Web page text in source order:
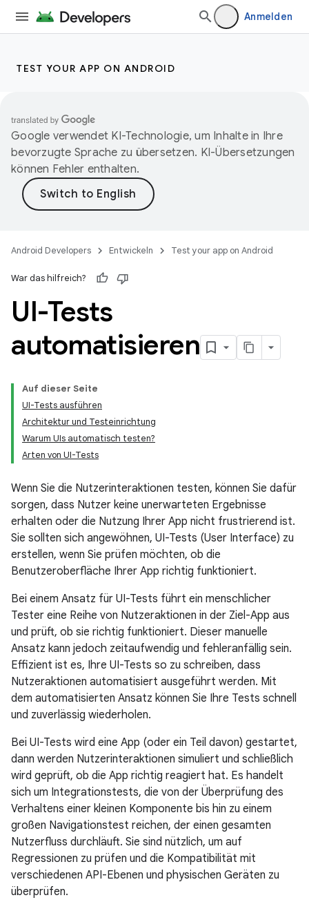
Anmelden
TEST YOUR APP ON ANDROID
Google verwendet KI-Technologie, um Inhalte in Ihre
bevorzugte Sprache zu übersetzen. KI-Übersetzungen
können Fehler enthalten.
Android Developers Entwickeln Test your app on Android
War das hilfreich?
UI-Tests
automatisieren
Auf dieser Seite
UI-Tests ausführen
Architektur und Testeinrichtung
Warum UIs automatisch testen?
Arten von UI-Tests
Wenn Sie die Nutzerinteraktionen testen, können Sie dafür
sorgen, dass Nutzer keine unerwarteten Ergebnisse
erhalten oder die Nutzung Ihrer App nicht frustrierend ist.
Sie sollten sich angewöhnen, UI-Tests (User Interface) zu
erstellen, wenn Sie prüfen möchten, ob die
Benutzeroberfläche Ihrer App richtig funktioniert.
Bei einem Ansatz für UI-Tests führt ein menschlicher
Tester eine Reihe von Nutzeraktionen in der Ziel-App aus
und prüft, ob sie richtig funktioniert. Dieser manuelle
Ansatz kann jedoch zeitaufwendig und fehleranfällig sein.
Effizient ist es, Ihre UI-Tests so zu schreiben, dass
Nutzeraktionen automatisiert ausgeführt werden. Mit
dem automatisierten Ansatz können Sie Ihre Tests schnell
und zuverlässig wiederholen.
Bei UI-Tests wird eine App (oder ein Teil davon) gestartet,
dann werden Nutzerinteraktionen simuliert und schließlich
wird geprüft, ob die App richtig reagiert hat. Es handelt
sich um Integrationstests, die von der Überprüfung des
Verhaltens einer kleinen Komponente bis hin zu einem
großen Navigationstest reichen, der einen gesamten
Nutzerfluss durchläuft. Sie sind nützlich, um auf
Regressionen zu prüfen und die Kompatibilität mit
verschiedenen API-Ebenen und physischen Geräten zu
überprüfen.